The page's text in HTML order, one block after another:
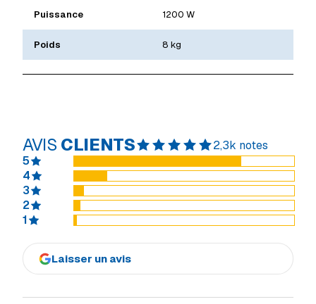
Puissance 1200 W
Poids 8 kg
AVIS CLIENTS
2,3k notes
5
4
3
2
1
Laisser un avis